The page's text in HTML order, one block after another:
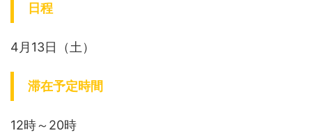
日程
4月13日（土）
滞在予定時間
12時～20時